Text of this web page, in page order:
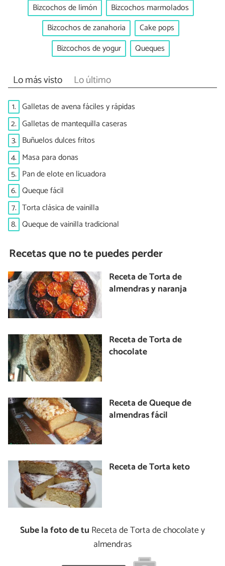
Bizcochos de limón
Bizcochos marmolados
Bizcochos de zanahoria
Cake pops
Bizcochos de yogur
Queques
Lo más visto Lo último
1. Galletas de avena fáciles y rápidas
2. Galletas de mantequilla caseras
3. Buñuelos dulces fritos
4. Masa para donas
5. Pan de elote en licuadora
6. Queque fácil
7. Torta clásica de vainilla
8. Queque de vainilla tradicional
Recetas que no te puedes perder
Receta de Torta de
almendras y naranja
Receta de Torta de
chocolate
Receta de Queque de
almendras fácil
Receta de Torta keto
Sube la foto de tu Receta de Torta de chocolate y
almendras